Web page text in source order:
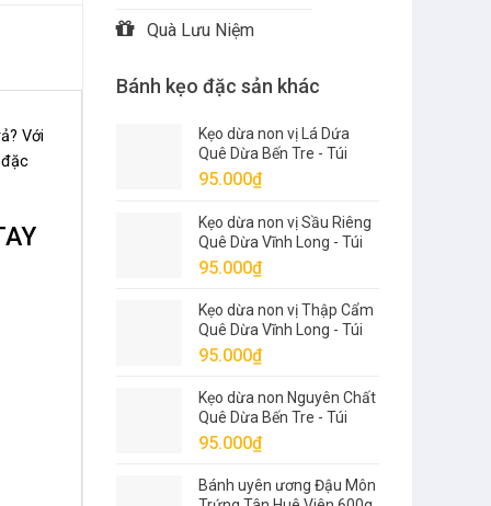
Quà Lưu Niệm
Bánh kẹo đặc sản khác
Kẹo dừa non vị Lá Dứa
Quê Dừa Bến Tre - Túi
500g
95.000₫
Kẹo dừa non vị Sầu Riêng
Quê Dừa Vĩnh Long - Túi
500g
95.000₫
Kẹo dừa non vị Thập Cẩm
Quê Dừa Vĩnh Long - Túi
500g
95.000₫
Kẹo dừa non Nguyên Chất
Quê Dừa Bến Tre - Túi
500g
95.000₫
Bánh uyên ương Đậu Môn
Với